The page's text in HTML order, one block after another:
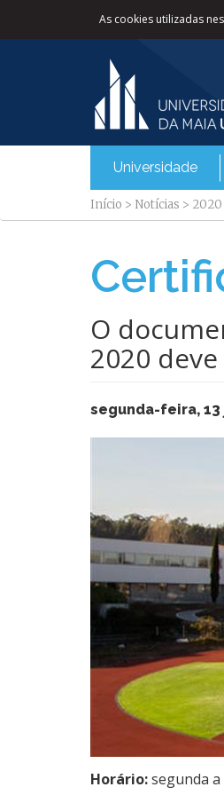
As cookies utilizadas
Universidade
Início > Notícias > 2020
O
2020
segunda-feira, 13
Horário:segunda a